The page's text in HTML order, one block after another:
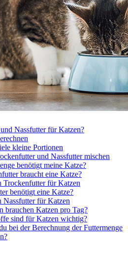
Nassfutter für Katzen?
kleine Portionen
und Nassfutter mischen
benötigt meine Katze?
braucht eine Katze?
Trockenfutter für Katzen
benötigt eine Katze?
Nassfutter für Katzen
brauchen Katzen pro Tag?
sind für Katzen wichtig?
bei der Berechnung der Futtermenge